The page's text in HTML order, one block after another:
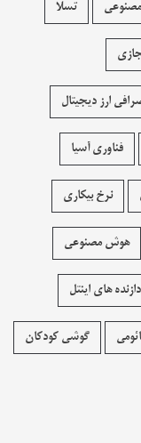
تسلا
ارز دیجیتال
فناوری آسیا
نرخ بیکاری
هوش مصنوعی
های اینتل
گوشی کودکان